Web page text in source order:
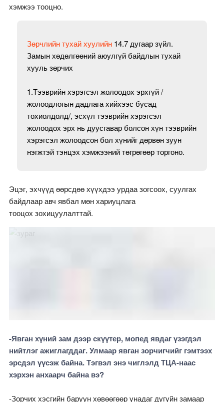
хэмжээ тооцно.
Зөрчлийн тухай хуулийн14.7 дугаар зүйл.
Замын хөдөлгөөний аюулгүй байдлын тухай
хууль зөрчих
1.Тээврийн хэрэгсэл жолоодох эрхгүй /
жолоодлогын дадлага хийхээс бусад
тохиолдолд/, эсхүл тээврийн хэрэгсэл
жолоодох эрх нь дуусгавар болсон хүн тээврийн
хэрэгсэл жолоодсон бол хүнийг дөрвөн зуун
нэгжтэй тэнцэх хэмжээний төгрөгөөр торгоно.
Эцэг, эхчүүд өөрсдөө хүүхдээ урдаа зогсоох, суулгах
байдлаар авч явбал мөн хариуцлага
тооцох зохицуулалттай.
-Явган хүний зам дээр скүүтер, мопед явдаг үзэгдэл
нийтлэг ажиглагддаг. Улмаар явган зорчигчийг гэмтээх
эрсдэл үүсэж байна. Тэгвэл энэ чиглэлд ТЦА-наас
хэрхэн анхаарч байна вэ?
-Зорчих хэсгийн баруун хөвөөгөөр унадаг дугуйн замаар